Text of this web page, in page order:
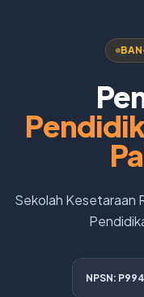
Sekolah Kesetaraan
NPSN: